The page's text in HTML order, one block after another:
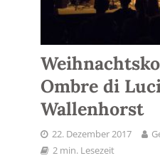
Ombre di
Wallenhorst
22. Dezember 2017
2 min. Lesezeit